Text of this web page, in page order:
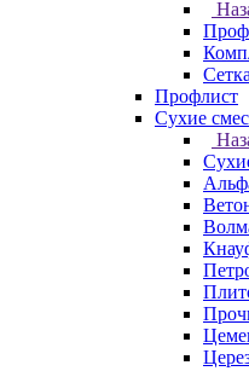
Сетка
Профлист
Сухие